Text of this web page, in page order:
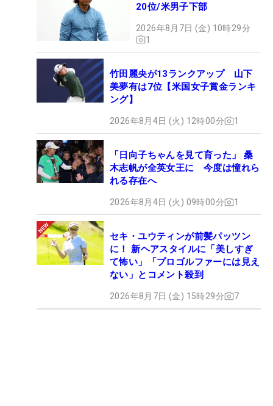
20位/米男子下部
2026年8月7日 (金) 10時29分
1
竹田麗央が13ランクアップ 山下
美夢有は7位【米国女子賞金ランキ
ング】
2026年8月4日 (火) 12時00分 1
「日向子ちゃんを見て育った」 桑
木志帆が全英女王に 今度は憧れら
れる存在へ
2026年8月4日 (火) 09時00分 1
セキ・ユウティンが前髪パッツン
に！ 新ヘアスタイルに「美しすぎ
て怖い」「プロゴルファーには見え
ない」とコメント殺到
2026年8月7日 (金) 15時29分 7